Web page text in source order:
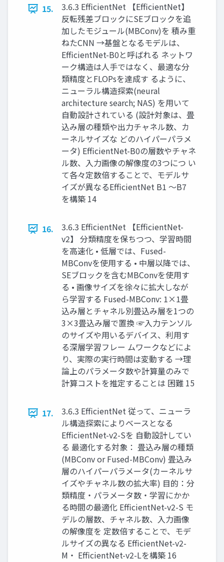
15.
3.6.3 EfficientNet 【EfficientNet】
反転残差ブロックにSEブロックを追
加したモジュール(MBConv)を 積み重
ねたCNN →基盤となるモデルは、
EfficientNet-B0と呼ばれる ネットワ
ーク構造は人手ではなく、最適な分
類精度とFLOPsを達成す るように、
ニューラル構造探索(neural
architecture search; NAS) を用いて
自動設計されている (設計対象は、畳
込み層の種類や出力チャネル数、カ
ーネルサイズな どのハイパーパラメ
ータ) EfficientNet-B0の層数やチャネ
ル数、入力画像の解像度の3つにつ い
て各々定数倍することで、モデルサ
イズが異なるEfficientNet B1 ～B7
を構築 14
16.
3.6.3 EfficientNet 【EfficientNet-
v2】 分類精度を保ちつつ、学習時間
を高速化 • 低層では、Fused-
MBConvを使用する • 中層以降では、
SEブロックを含むMBConvを使用す
る • 画像サイズを徐々に拡大しなが
ら学習する Fused-MBConv: 1×1畳
込み層とチャネル別畳込み層を1つの
3×3畳込み層で置換 ☞入力テンソル
のサイズや用いるデバイス、利用す
る深層学習フレー ムワークなどによ
り、実際の実行時間は変動する →理
論上のパラメータ数や計算量のみで
計算コストを推定することは 困難 15
17.
3.6.3 EfficientNet 従って、ニューラ
ル構造探索によりベースとなる
EfficientNet-v2-Sを 自動設計してい
る 最適化する対象： 畳込み層の種類
(MBConv or Fused-MBConv) 畳込み
層のハイパーパラメータ(カーネルサ
イズやチャネル数の拡大率) 目的：分
類精度・パラメータ数・学習にかか
る時間の最適化 EfficientNet-v2-S モ
デルの層数、チャネル数、入力画像
の解像度を 定数倍することで、モデ
ルサイズの異なる EfficientNet-v2-
M・ EfficientNet-v2-Lを構築 16